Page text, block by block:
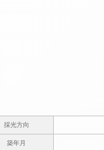
採光方向
築年月